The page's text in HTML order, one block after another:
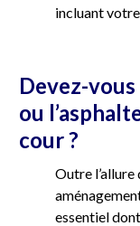
incluant
Devez-
ou
cour ?
Outre
essentiel